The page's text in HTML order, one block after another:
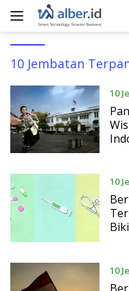
Langsung
10 Jembatan
10
10
10
April